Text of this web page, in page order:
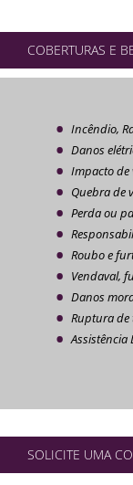
COBERTURAS E
Incêndio,
Danos
Impacto de
Quebra de
Perda ou
Roubo e
Vendaval,
Danos
Ruptura de
Assistência
SOLICITE UMA